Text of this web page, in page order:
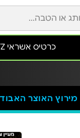
כרטיס אשראי HTZ